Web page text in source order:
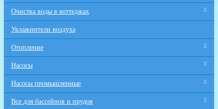
Очистка воды в коттеджах
Увлажнители воздуха
Отопление
Насосы
Насосы промышленные
Все для бaссейнов и прудов